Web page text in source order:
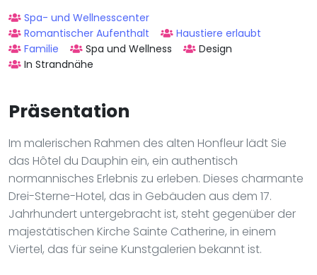
Spa- und Wellnesscenter
Romantischer Aufenthalt
Haustiere erlaubt
Familie
Spa und Wellness
Design
In Strandnähe
Präsentation
Im malerischen Rahmen des alten Honfleur lädt Sie
das Hôtel du Dauphin ein, ein authentisch
normannisches Erlebnis zu erleben. Dieses charmante
Drei-Sterne-Hotel, das in Gebäuden aus dem 17.
Jahrhundert untergebracht ist, steht gegenüber der
majestätischen Kirche Sainte Catherine, in einem
Viertel, das für seine Kunstgalerien bekannt ist.